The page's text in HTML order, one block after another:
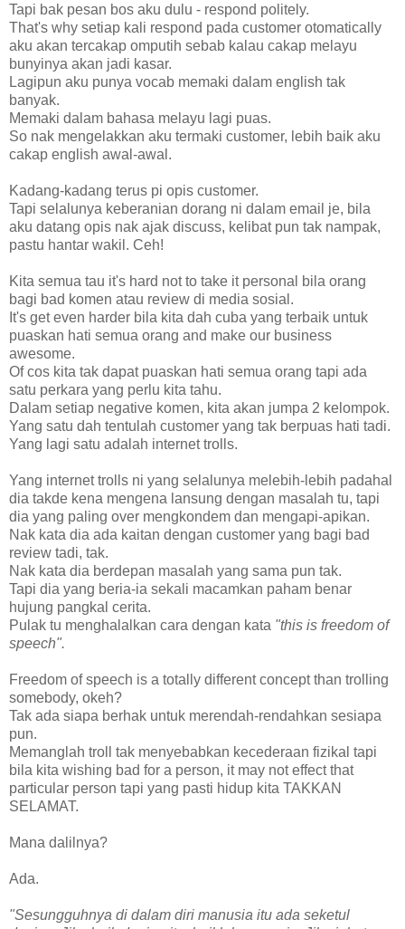
Tapi bak pesan bos aku dulu - respond politely.
That's why setiap kali respond pada customer otomatically
aku akan tercakap omputih sebab kalau cakap melayu
bunyinya akan jadi kasar.
Lagipun aku punya vocab memaki dalam english tak
banyak.
Memaki dalam bahasa melayu lagi puas.
So nak mengelakkan aku termaki customer, lebih baik aku
cakap english awal-awal.
Kadang-kadang terus pi opis customer.
Tapi selalunya keberanian dorang ni dalam email je, bila
aku datang opis nak ajak discuss, kelibat pun tak nampak,
pastu hantar wakil. Ceh!
Kita semua tau it's hard not to take it personal bila orang
bagi bad komen atau review di media sosial.
It's get even harder bila kita dah cuba yang terbaik untuk
puaskan hati semua orang and make our business
awesome.
Of cos kita tak dapat puaskan hati semua orang tapi ada
satu perkara yang perlu kita tahu.
Dalam setiap negative komen, kita akan jumpa 2 kelompok.
Yang satu dah tentulah customer yang tak berpuas hati tadi.
Yang lagi satu adalah internet trolls.
Yang internet trolls ni yang selalunya melebih-lebih padahal
dia takde kena mengena lansung dengan masalah tu, tapi
dia yang paling over mengkondem dan mengapi-apikan.
Nak kata dia ada kaitan dengan customer yang bagi bad
review tadi, tak.
Nak kata dia berdepan masalah yang sama pun tak.
Tapi dia yang beria-ia sekali macamkan paham benar
hujung pangkal cerita.
Pulak tu menghalalkan cara dengan kata "this is freedom of
speech".
Freedom of speech is a totally different concept than trolling
somebody, okeh?
Tak ada siapa berhak untuk merendah-rendahkan sesiapa
pun.
Memanglah troll tak menyebabkan kecederaan fizikal tapi
bila kita wishing bad for a person, it may not effect that
particular person tapi yang pasti hidup kita TAKKAN
SELAMAT.
Mana dalilnya?
Ada.
"Sesungguhnya di dalam diri manusia itu ada seketul